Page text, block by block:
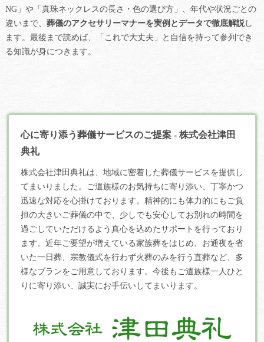
NG」や「真珠ネックレスの長さ・色の選び方」、年代や状況ごとの
違いまで、 葬儀のアクセサリーマナーを実例とデータで徹底解説し
ます。最後まで読めば、「これで大丈夫」と自信を持って参列でき
る知識が身につきます。
心に寄り添う葬儀サービスのご提案 - 株式会社津田
典礼
株式会社津田典礼は、地域に密着した葬儀サービスを提供し
てまいりました。ご遺族様のお気持ちに寄り添い、丁寧かつ
迅速な対応を心掛けております。精神的にも体力的にもご負
担の大きいご葬儀の中で、少しでも安心してお別れの時間を
過ごしていただけるよう真心を込めたサポートを行っており
ます。近年ご要望が増えている家族葬をはじめ、お通夜を省
いた一日葬、宗教儀式を行わず火葬のみを行う直葬など、多
様なプランをご用意しております。今後もご遺族様一人ひと
りに寄り添い、誠実にお手伝いしてまいります。